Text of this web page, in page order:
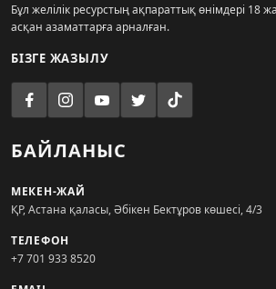
Бұл желілік ресурстың ақпараттық өнімдері 18
асқан азаматтарға арналған.
БІЗГЕ ЖАЗЫЛУ
БАЙЛАНЫС
МЕКЕН-ЖАЙ
ҚР, Астана қаласы, Әбікен Бектұров көшесі, 4/3
ТЕЛЕФОН
+7 701 933 8520